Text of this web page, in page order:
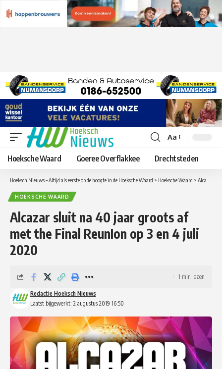
Lettergrootte
aanpassen
Aa
Hoeksche Waard Goeree Overflakkee Drechtsteden
Hoeksch Nieuws – Altijd als eerste op de hoogte in de Hoeksche Waard > Hoeksche Waard > Alcazar sluit na 40 jaar groots af met the Final ReunIon op 3 en 4 juli 2020
HOEKSCHE WAARD
Alcazar sluit na 40 jaar groots af
met the Final ReunIon op 3 en 4 juli
2020
Laatst bijgewerkt: 2 augustus 2019 16:50
Redactie Hoeksch Nieuws
1 min lezen